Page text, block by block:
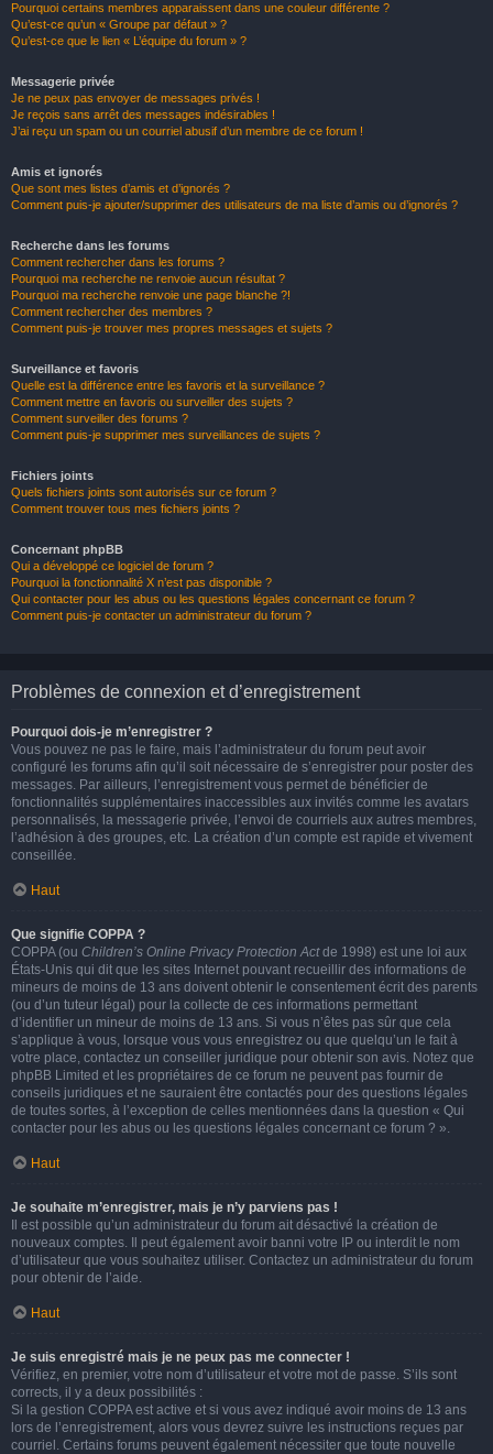
Pourquoi certains membres apparaissent dans une couleur différente ?
Qu’est-ce qu’un « Groupe par défaut » ?
Qu’est-ce que le lien « L’équipe du forum » ?
Messagerie privée
Je ne peux pas envoyer de messages privés !
Je reçois sans arrêt des messages indésirables !
J’ai reçu un spam ou un courriel abusif d’un membre de ce forum !
Amis et ignorés
Que sont mes listes d’amis et d’ignorés ?
Comment puis-je ajouter/supprimer des utilisateurs de ma liste d’amis ou d’ignorés ?
Recherche dans les forums
Comment rechercher dans les forums ?
Pourquoi ma recherche ne renvoie aucun résultat ?
Pourquoi ma recherche renvoie une page blanche ?!
Comment rechercher des membres ?
Comment puis-je trouver mes propres messages et sujets ?
Surveillance et favoris
Quelle est la différence entre les favoris et la surveillance ?
Comment mettre en favoris ou surveiller des sujets ?
Comment surveiller des forums ?
Comment puis-je supprimer mes surveillances de sujets ?
Fichiers joints
Quels fichiers joints sont autorisés sur ce forum ?
Comment trouver tous mes fichiers joints ?
Concernant phpBB
Qui a développé ce logiciel de forum ?
Pourquoi la fonctionnalité X n’est pas disponible ?
Qui contacter pour les abus ou les questions légales concernant ce forum ?
Comment puis-je contacter un administrateur du forum ?
Problèmes de connexion et d’enregistrement
Pourquoi dois-je m’enregistrer ?
Vous pouvez ne pas le faire, mais l’administrateur du forum peut avoir
configuré les forums afin qu’il soit nécessaire de s’enregistrer pour poster des
messages. Par ailleurs, l’enregistrement vous permet de bénéficier de
fonctionnalités supplémentaires inaccessibles aux invités comme les avatars
personnalisés, la messagerie privée, l’envoi de courriels aux autres membres,
l’adhésion à des groupes, etc. La création d’un compte est rapide et vivement
conseillée.
Haut
Que signifie COPPA ?
COPPA (ou Children’s Online Privacy Protection Actde 1998) est une loi aux
États-Unis qui dit que les sites Internet pouvant recueillir des informations de
mineurs de moins de 13 ans doivent obtenir le consentement écrit des parents
(ou d’un tuteur légal) pour la collecte de ces informations permettant
d’identifier un mineur de moins de 13 ans. Si vous n’êtes pas sûr que cela
s’applique à vous, lorsque vous vous enregistrez ou que quelqu’un le fait à
votre place, contactez un conseiller juridique pour obtenir son avis. Notez que
phpBB Limited et les propriétaires de ce forum ne peuvent pas fournir de
conseils juridiques et ne sauraient être contactés pour des questions légales
de toutes sortes, à l’exception de celles mentionnées dans la question « Qui
contacter pour les abus ou les questions légales concernant ce forum ? ».
Haut
Je souhaite m’enregistrer, mais je n’y parviens pas !
Il est possible qu’un administrateur du forum ait désactivé la création de
nouveaux comptes. Il peut également avoir banni votre IP ou interdit le nom
d’utilisateur que vous souhaitez utiliser. Contactez un administrateur du forum
pour obtenir de l’aide.
Haut
Je suis enregistré mais je ne peux pas me connecter !
Vérifiez, en premier, votre nom d’utilisateur et votre mot de passe. S’ils sont
corrects, il y a deux possibilités :
Si la gestion COPPA est active et si vous avez indiqué avoir moins de 13 ans
lors de l’enregistrement, alors vous devrez suivre les instructions reçues par
courriel. Certains forums peuvent également nécessiter que toute nouvelle